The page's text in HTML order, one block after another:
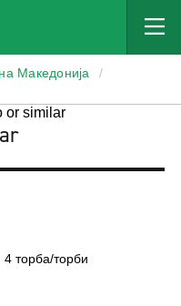
Македонија
/
4 торба/торби